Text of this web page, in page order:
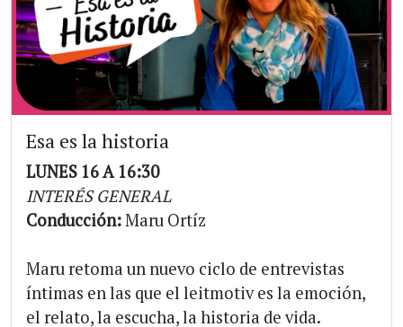
Esa es la historia
LUNES 16 A 16:30
INTERÉS GENERAL
Conducción:Maru Ortíz
Maru retoma un nuevo ciclo de entrevistas
íntimas en las que el leitmotiv es la emoción,
el relato, la escucha, la historia de vida.